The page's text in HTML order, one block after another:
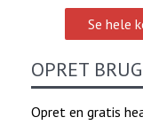
Se hele
OPRET
Opret en gratis